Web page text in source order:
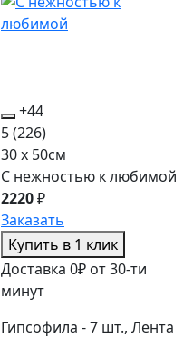
+44
5(226)
30 x 50см
С нежностью к любимой
2220₽
Заказать
Купить в 1 клик
Доставка 0₽ от 30-ти
минут
Гипсофила - 7 шт., Лента